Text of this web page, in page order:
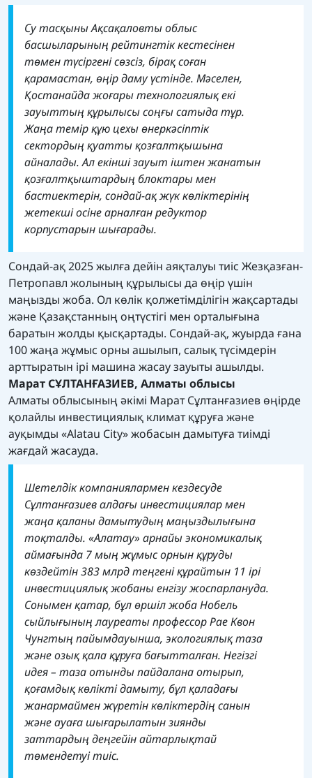
Су тасқыны Ақсақаловты облыс
басшыларының рейтингтік кестесінен
төмен түсіргені сөзсіз, бірақ соған
қарамастан, өңір даму үстінде. Мәселен,
Қостанайда жоғары технологиялық екі
зауыттың құрылысы соңғы сатыда тұр.
Жаңа темір құю ​​цехы өнеркәсіптік
сектордың қуатты қозғалтқышына
айналады. Ал екінші зауыт іштен жанатын
қозғалтқыштардың блоктары мен
бастиектерін, сондай-ақ жүк көліктерінің
жетекші осіне арналған редуктор
корпустарын шығарады.
Сондай-ақ 2025 жылға дейін аяқталуы тиіс Жезқазған-
Петропавл жолының құрылысы да өңір үшін
маңызды жоба. Ол көлік қолжетімділігін жақсартады
және Қазақстанның оңтүстігі мен орталығына
баратын жолды қысқартады. Сондай-ақ, жуырда ғана
100 жаңа жұмыс орны ашылып, салық түсімдерін
арттыратын ірі машина жасау зауыты ашылды.
Марат СҰЛТАНҒАЗИЕВ, Алматы облысы
Алматы облысының әкімі Марат Сұлтанғазиев өңірде
қолайлы инвестициялық климат құруға және
ауқымды «Alatau City» жобасын дамытуға тиімді
жағдай жасауда.
Шетелдік компаниялармен кездесуде
Сұлтанғазиев алдағы инвестициялар мен
жаңа қаланы дамытудың маңыздылығына
тоқталды. «Алатау» арнайы экономикалық
аймағында 7 мың жұмыс орнын құруды
көздейтін 383 млрд теңгені құрайтын 11 ірі
инвестициялық жобаны енгізу жоспарлануда.
Сонымен қатар, бұл өршіл жоба Нобель
сыйлығының лауреаты профессор Рае Квон
Чунгтың пайымдауынша, экологиялық таза
және озық қала құруға бағытталған. Негізгі
идея – таза отынды пайдалана отырып,
қоғамдық көлікті дамыту, бұл қаладағы
жанармаймен жүретін көліктердің санын
және ауаға шығарылатын зиянды
заттардың деңгейін айтарлықтай
төмендетуі тиіс.